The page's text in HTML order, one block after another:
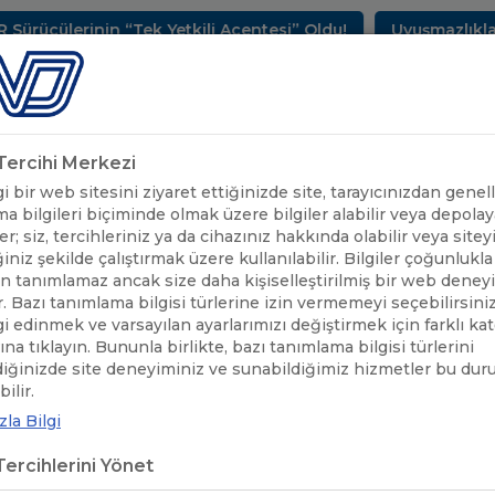
“Tek Yetkili Acentesi” Oldu! Uyuşmazlıkların
SEKTÖREL BİLGİLER UND YAYINLARI
EĞİTİM / "TEDARİK ZİNCİRİ RİSK YÖNETİMİ" WEBİNARI - 27 OCAK
ZİNCİRİ RİSK YÖNETİMİ"
Merkezi
bir web sitesini ziyaret ettiğinizde site, tarayıcınızdan
bilgileri biçiminde olmak üzere bilgiler alabilir veya
siz, tercihleriniz ya da cihazınız hakkında olabilir veya siteyi
şekilde çalıştırmak üzere kullanılabilir. Bilgiler
tanımlamaz ancak size daha kişiselleştirilmiş bir web
Bazı tanımlama bilgisi türlerine izin vermemeyi
edinmek ve varsayılan ayarlarımızı değiştirmek için farklı
tıklayın. Bununla birlikte, bazı tanımlama bilgisi türlerini
site deneyiminiz ve sunabildiğimiz hizmetler bu
Bilgi
Yönet